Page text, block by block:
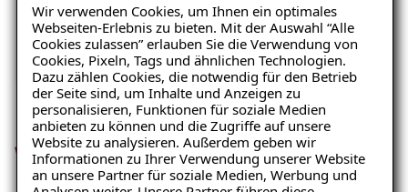
Wir verwenden Cookies, um Ihnen ein optimales
Webseiten-Erlebnis zu bieten. Mit der Auswahl “Alle
Cookies zulassen” erlauben Sie die Verwendung von
Cookies, Pixeln, Tags und ähnlichen Technologien.
Dazu zählen Cookies, die notwendig für den Betrieb
der Seite sind, um Inhalte und Anzeigen zu
personalisieren, Funktionen für soziale Medien
anbieten zu können und die Zugriffe auf unsere
Website zu analysieren. Außerdem geben wir
Informationen zu Ihrer Verwendung unserer Website
an unsere Partner für soziale Medien, Werbung und
Mehr erfahren
Wie Sie effektiv Echten